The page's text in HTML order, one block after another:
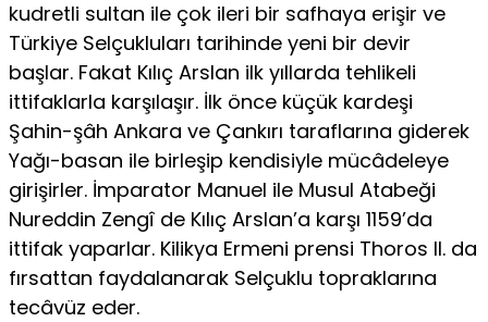
kudretli sultan ile çok ileri bir safhaya erişir ve
Türkiye Selçukluları tarihinde yeni bir devir
başlar. Fakat Kılıç Arslan ilk yıllarda tehlikeli
ittifaklarla karşılaşır. İlk önce küçük kardeşi
Şahin-şâh Ankara ve Çankırı taraflarına giderek
Yağı-basan ile birleşip kendisiyle mücâdeleye
girişirler. İmparator Manuel ile Musul Atabeği
Nureddin Zengî de Kılıç Arslan’a karşı 1159’da
ittifak yaparlar. Kilikya Ermeni prensi Thoros II. da
fırsattan faydalanarak Selçuklu topraklarına
tecâvüz eder.